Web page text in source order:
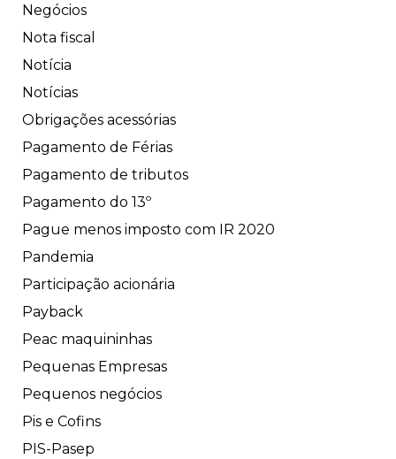
Negócios
Nota fiscal
Notícia
Notícias
Obrigações acessórias
Pagamento de Férias
Pagamento de tributos
Pagamento do 13º
Pague menos imposto com IR 2020
Pandemia
Participação acionária
Payback
Peac maquininhas
Pequenas Empresas
Pequenos negócios
Pis e Cofins
PIS-Pasep